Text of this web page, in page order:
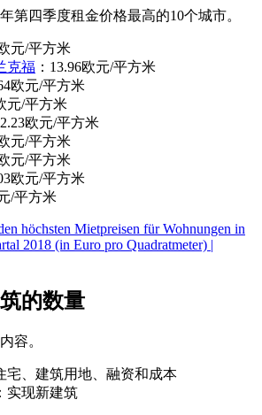
第四季度租金价格最高的10个城市。
元/平方米
克福 ：13.96欧元/平方米
欧元/平方米
元/平方米
欧元/平方米
元/平方米
元/平方米
欧元/平方米
/平方米
的数量
容。
宅、建筑用地、融资和成本
：实现新建筑